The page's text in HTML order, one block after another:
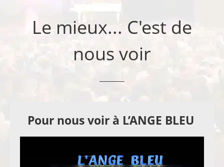
Le mieux... C'est de
nous voir
Pour nous voir à L’ANGE BLEU